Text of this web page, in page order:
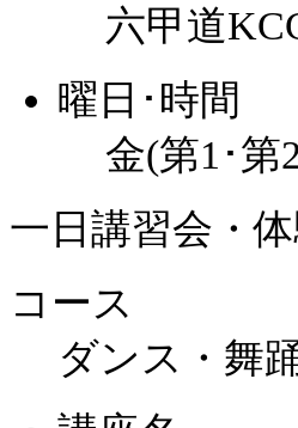
六甲道
曜日･時間
金(第1･第
一日講習会・
コース
ダンス・舞